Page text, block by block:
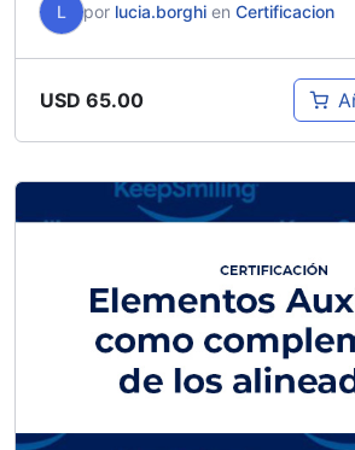
L por lucia.borghi en Certificacion
USD 65.00